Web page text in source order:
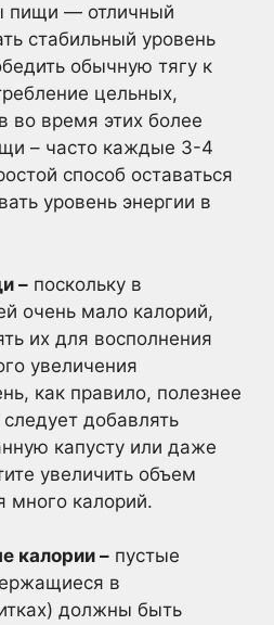
пищи — отличный
стабильный уровень
обычную тягу к
цельных,
во время этих более
– часто каждые 3-4
способ оставаться
уровень энергии в
– поскольку в
очень мало калорий,
их для восполнения
увеличения
как правило, полезнее
добавлять
капусту или даже
увеличить объем
много калорий.
калории – пустые
в
должны быть